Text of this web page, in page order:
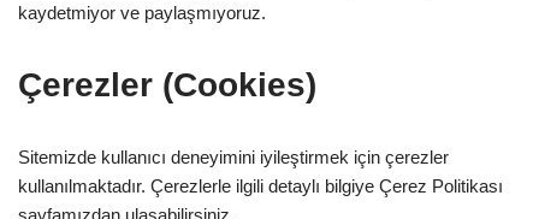
kaydetmiyor ve paylaşmıyoruz.
Çerezler (Cookies)
Sitemizde kullanıcı deneyimini iyileştirmek için çerezler
kullanılmaktadır. Çerezlerle ilgili detaylı bilgiye Çerez Politikası
sayfamızdan ulaşabilirsiniz.